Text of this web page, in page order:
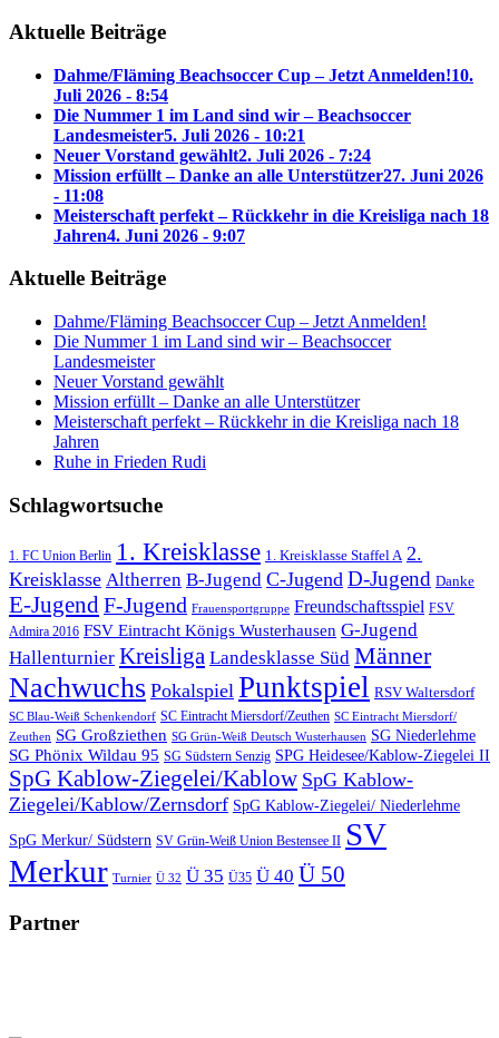
Aktuelle Beiträge
Dahme/Fläming Beachsoccer Cup – Jetzt Anmelden!10.
Juli 2026 - 8:54
Die Nummer 1 im Land sind wir – Beachsoccer
Landesmeister5. Juli 2026 - 10:21
Neuer Vorstand gewählt2. Juli 2026 - 7:24
Mission erfüllt – Danke an alle Unterstützer27. Juni 2026
- 11:08
Meisterschaft perfekt – Rückkehr in die Kreisliga nach 18
Jahren4. Juni 2026 - 9:07
Aktuelle Beiträge
Dahme/Fläming Beachsoccer Cup – Jetzt Anmelden!
Die Nummer 1 im Land sind wir – Beachsoccer
Landesmeister
Neuer Vorstand gewählt
Mission erfüllt – Danke an alle Unterstützer
Meisterschaft perfekt – Rückkehr in die Kreisliga nach 18
Jahren
Ruhe in Frieden Rudi
Schlagwortsuche
1. FC Union Berlin 1. Kreisklasse 1. Kreisklasse Staffel A 2.
Kreisklasse Altherren B-Jugend C-Jugend D-Jugend Danke
E-JugendF-Jugend Frauensportgruppe Freundschaftsspiel FSV
Admira 2016 FSV Eintracht Königs Wusterhausen G-Jugend
Hallenturnier Kreisliga Landesklasse Süd Männer
Nachwuchs Pokalspiel Punktspiel RSV Waltersdorf
SC Blau-Weiß Schenkendorf SC Eintracht Miersdorf/Zeuthen SC Eintracht Miersdorf/
Zeuthen SG Großziethen SG Grün-Weiß Deutsch Wusterhausen SG Niederlehme
SG Phönix Wildau 95 SG Südstern Senzig SPG Heidesee/Kablow-Ziegelei II
SpG Kablow-Ziegelei/Kablow SpG Kablow-
Ziegelei/Kablow/Zernsdorf SpG Kablow-Ziegelei/ Niederlehme
SpG Merkur/ Südstern SV Grün-Weiß Union Bestensee II SV
Merkur Turnier Ü 32 Ü 35 Ü35 Ü 40 Ü 50
Partner